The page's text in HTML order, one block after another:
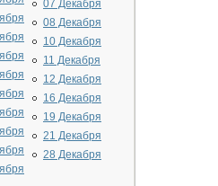
07 Декабря
08 Декабря
10 Декабря
11 Декабря
12 Декабря
16 Декабря
19 Декабря
21 Декабря
28 Декабря